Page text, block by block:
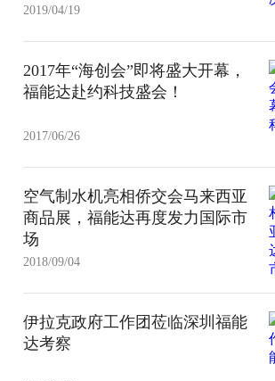
2019/04/19
2017年“海创会”即将盛大开幕，
福能达赴约科技盛会！
2017/06/26
空气制水机亮相侨交会马来西亚
商品展，福能达再度发力国际市
场
2018/09/04
伊拉克政府工作团莅临深圳福能
达考察